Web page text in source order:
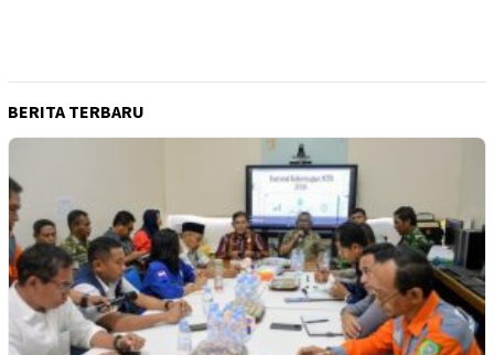
BERITA TERBARU